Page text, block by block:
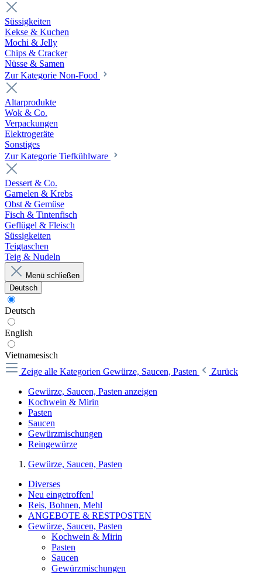
Süssigkeiten
Kekse & Kuchen
Mochi & Jelly
Chips & Cracker
Nüsse & Samen
Zur Kategorie Non-Food
Altarprodukte
Wok & Co.
Verpackungen
Elektrogeräte
Sonstiges
Zur Kategorie Tiefkühlware
Dessert & Co.
Garnelen & Krebs
Obst & Gemüse
Fisch & Tintenfisch
Geflügel & Fleisch
Süssigkeiten
Teigtaschen
Teig & Nudeln
Menü schließen
Deutsch
Deutsch
English
Vietnamesisch
Zeige alle Kategorien Gewürze, Saucen, Pasten
Zurück
Gewürze, Saucen, Pasten anzeigen
Kochwein & Mirin
Pasten
Saucen
Gewürzmischungen
Reingewürze
Gewürze, Saucen, Pasten
Diverses
Neu eingetroffen!
Reis, Bohnen, Mehl
ANGEBOTE & RESTPOSTEN
Gewürze, Saucen, Pasten
Kochwein & Mirin
Pasten
Saucen
Gewürzmischungen